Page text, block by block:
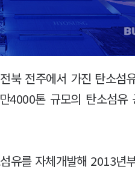
북 전주에서 가진 탄소섬
4000톤 규모의 탄소섬유
유를 자체개발해 2013년